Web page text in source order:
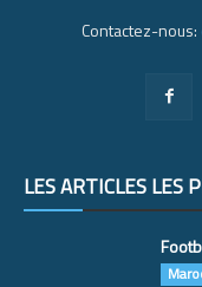
Contactez-nous:
LES ARTICLES LES